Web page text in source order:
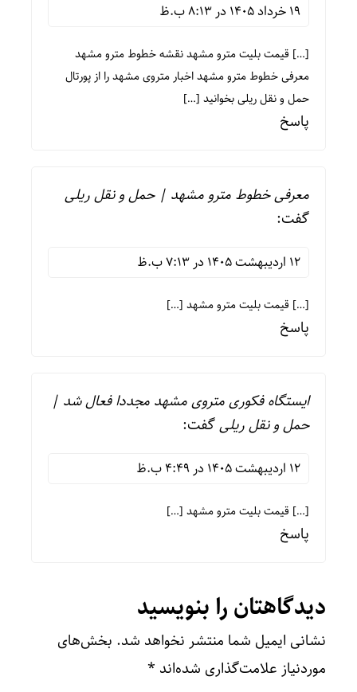
19 خرداد 1405 در 8:13 ب.ظ
[…] قیمت بلیت مترو مشهد نقشه خطوط مترو مشهد
معرفی خطوط مترو مشهد اخبار متروی مشهد را از پورتال
حمل و نقل ریلی بخوانید […]
پاسخ
معرفی خطوط مترو مشهد | حمل و نقل ریلی
گفت:
12 اردیبهشت 1405 در 7:13 ب.ظ
[…] قیمت بلیت مترو مشهد […]
پاسخ
ایستگاه فکوری متروی مشهد مجددا فعال شد |
حمل و نقل ریلیگفت:
12 اردیبهشت 1405 در 4:49 ب.ظ
[…] قیمت بلیت مترو مشهد […]
پاسخ
دیدگاهتان را بنویسید
نشانی ایمیل شما منتشر نخواهد شد. بخش‌های
موردنیاز علامت‌گذاری شده‌اند *